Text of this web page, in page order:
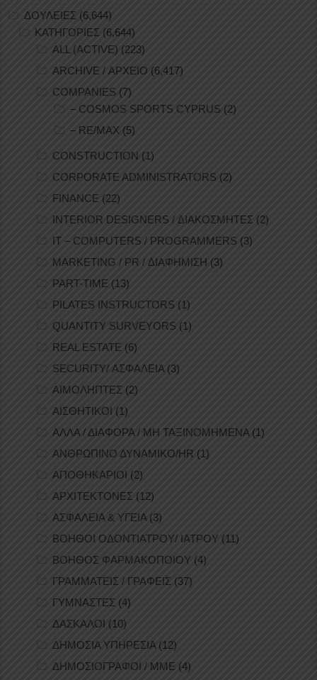
ΔΟΥΛΕΙΕΣ (6,644)
ΚΑΤΗΓΟΡΙΕΣ (6,644)
ALL (ACTIVE) (223)
ARCHIVE / ΑΡΧΕΙΟ (6,417)
COMPANIES (7)
– COSMOS SPORTS CYPRUS (2)
– RE/MAX (5)
CONSTRUCTION (1)
CORPORATE ADMINISTRATORS (2)
FINANCE (22)
INTERIOR DESIGNERS / ΔΙΑΚΟΣΜΗΤΕΣ (2)
IT – COMPUTERS / PROGRAMMERS (3)
MARKETING / PR / ΔΙΑΦΗΜΙΣΗ (3)
PART-TIME (13)
PILATES INSTRUCTORS (1)
QUANTITY SURVEYORS (1)
REAL ESTATE (6)
SECURITY/ ΑΣΦΑΛΕΙΑ(3)
ΑΙΜΟΛΗΠΤΕΣ (2)
ΑΙΣΘΗΤΙΚΟΙ (1)
ΑΛΛΑ / ΔΙΑΦΟΡΑ / ΜΗ ΤΑΞΙΝΟΜΗΜΕΝΑ(1)
ΑΝΘΡΩΠΙΝΟ ΔΥΝΑΜΙΚΟ/HR (1)
ΑΠΟΘΗΚΑΡΙΟΙ (2)
ΑΡΧΙΤΕΚΤΟΝΕΣ (12)
ΑΣΦΑΛΕΙΑ & ΥΓΕΙΑ(3)
ΒΟΗΘΟΙ ΟΔΟΝΤΙΑΤΡΟΥ/ ΙΑΤΡΟΥ (11)
ΒΟΗΘΟΣ ΦΑΡΜΑΚΟΠΟΙΟΥ (4)
ΓΡΑΜΜΑΤΕΙΣ / ΓΡΑΦΕΙΣ (37)
ΓΥΜΝΑΣΤΕΣ (4)
ΔΑΣΚΑΛΟΙ (10)
ΔΗΜΟΣΙΑ ΥΠΗΡΕΣΙΑ (12)
ΔΗΜΟΣΙΟΓΡΑΦΟΙ / ΜΜΕ (4)